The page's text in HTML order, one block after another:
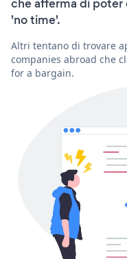
'no time'.
Altri tentano di trovare
companies abroad che
for a bargain.